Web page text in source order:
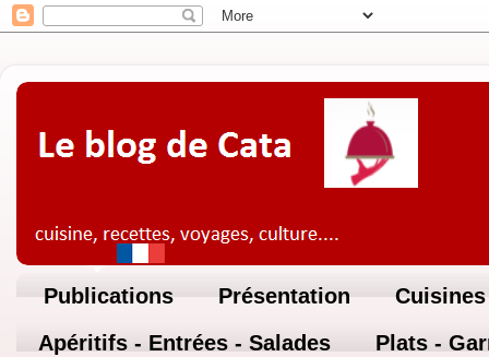
Publications Présentation
Apéritifs - Entrées - Salades
Plats -